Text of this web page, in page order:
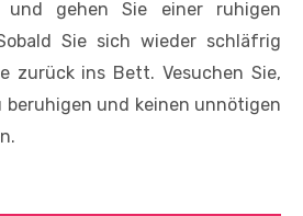
gehen Sie einer ruhigen
Sie sich wieder schläfrig
zurück ins Bett. Vesuchen Sie,
beruhigen und keinen unnötigen